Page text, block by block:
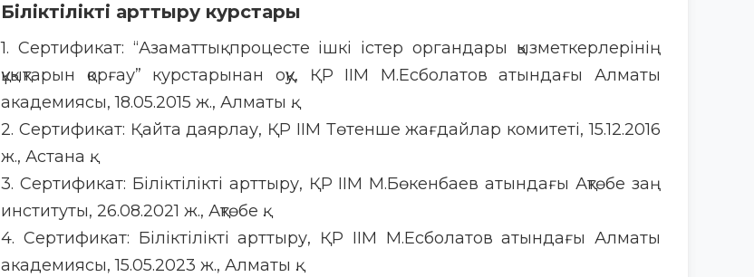
Біліктілікті арттыру курстары
1. Сертификат: “Азаматтық процесте ішкі істер органдары қызметкерлерінің
құқықтарын қорғау” курстарынан оқу, ҚР ІІМ М.Есболатов атындағы Алматы
академиясы, 18.05.2015 ж., Алматы қ.
2. Сертификат: Қайта даярлау, ҚР ІІМ Төтенше жағдайлар комитеті, 15.12.2016
ж., Астана қ.
3. Сертификат: Біліктілікті арттыру, ҚР ІІМ М.Бөкенбаев атындағы Ақтөбе заң
институты, 26.08.2021 ж., Ақтөбе қ.
4. Сертификат: Біліктілікті арттыру, ҚР ІІМ М.Есболатов атындағы Алматы
академиясы, 15.05.2023 ж., Алматы қ.